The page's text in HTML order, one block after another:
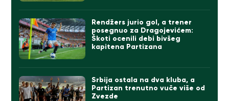
Rendžers jurio gol, a trener
posegnuo za Dragojevićem:
Škoti ocenili debi bivšeg
kapitena Partizana
Srbija ostala na dva kluba, a
Partizan trenutno vuče više od
Zvezde